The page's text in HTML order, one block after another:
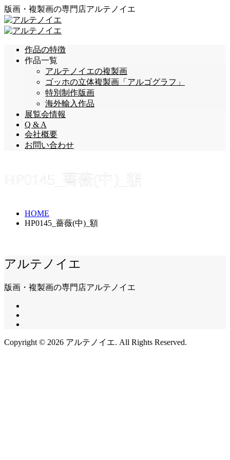
版画・複製画の専門店アルテノイエ
作品の特徴
作品一覧
アルテノイエの複製画
ゴッホの立体複製画「アルゴグラフ」
特別制作版画
海外輸入作品
展覧会情報
Q & A
会社概要
お問い合わせ
HP0145_薔薇(中)_額
HOME
HP0145_薔薇(中)_額
アルテノイエ
版画・複製画の専門店アルテノイエ
Copyright © 2026 アルテノイエ. All Rights Reserved.